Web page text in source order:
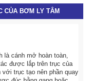
CỦA BƠM LY TÂM
là cánh mở hoàn toàn,
được lắp trên trục của
trục tạo nên phần quay